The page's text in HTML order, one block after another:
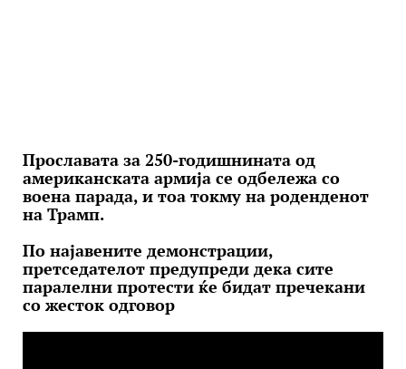
Прославата за 250-годишнината од
американската армија се одбележа со
воена парада, и тоа токму на роденденот
на Трамп.
По најавените демонстрации,
претседателот предупреди дека сите
паралелни протести ќе бидат пречекани
со жесток одговор